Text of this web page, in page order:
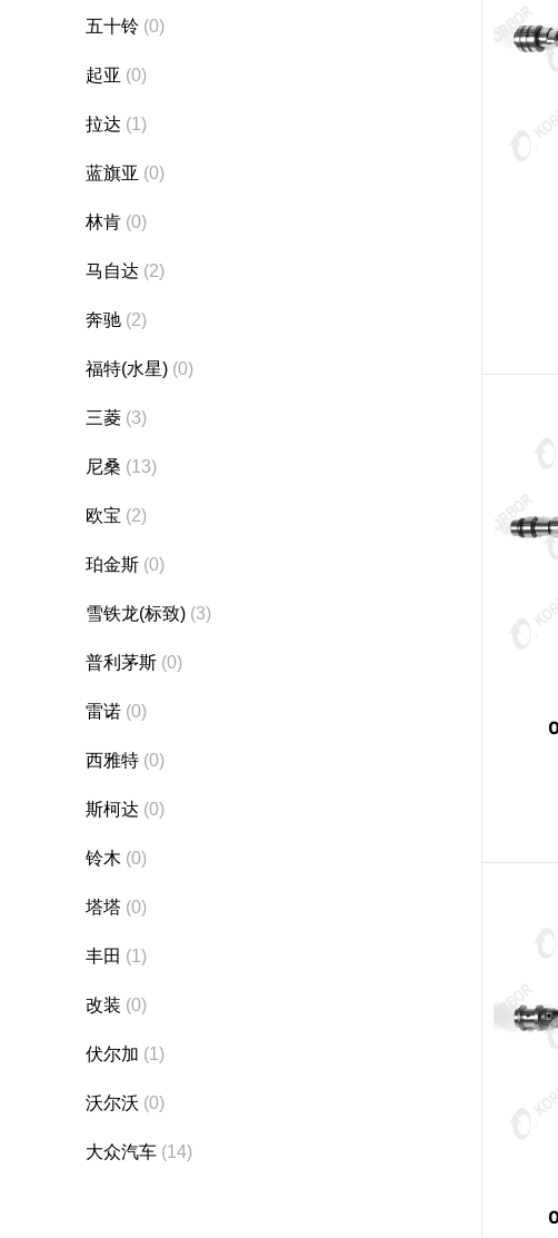
五十铃 (0)
起亚 (0)
拉达 (1)
蓝旗亚 (0)
林肯 (0)
马自达 (2)
奔驰 (2)
福特(水星) (0)
三菱 (3)
尼桑 (13)
欧宝 (2)
珀金斯 (0)
雪铁龙(标致) (3)
普利茅斯 (0)
雷诺 (0)
西雅特 (0)
斯柯达 (0)
铃木 (0)
塔塔 (0)
丰田 (1)
改装 (0)
伏尔加 (1)
沃尔沃 (0)
大众汽车 (14)